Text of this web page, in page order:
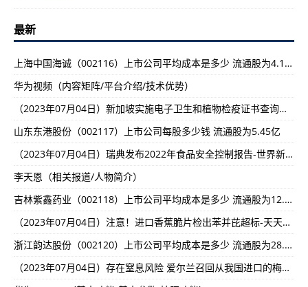
最新
上海中国海诚（002116）上市公司平均成本是多少 流通股为4.16亿
华为视频（内容矩阵/平台介绍/技术优势）
（2023年07月04日）新加坡实施电子卫生和植物检疫证书查询服务-热点!
山东东港股份（002117）上市公司每股多少钱 流通股为5.45亿
（2023年07月04日）瑞典发布2022年食品安全控制报告-世界新资讯:
李天恩（相关报道/人物简介）
吉林紫鑫药业（002118）上市公司平均成本是多少 流通股为12.81亿
（2023年07月04日）注意！进口香蕉脆片检出苯并芘超标-天天观天下!
浙江韵达股份（002120）上市公司平均成本是多少 流通股为28.15亿
（2023年07月04日）存在窒息风险 爱尔兰召回从我国进口的梅冻-当前视讯!